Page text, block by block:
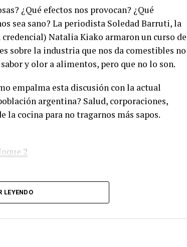
¿Qué efectos nos provocan? ¿Qué
sea sano? La periodista Soledad Barruti, la
Natalia Kiako armaron un curso de
sobre la industria que nos da comestibles no
y olor a alimentos, pero que no lo son.
empalma esta discusión con la actual
argentina? Salud, corporaciones,
la cocina para no tragarnos más sapos.
2
LEYENDO